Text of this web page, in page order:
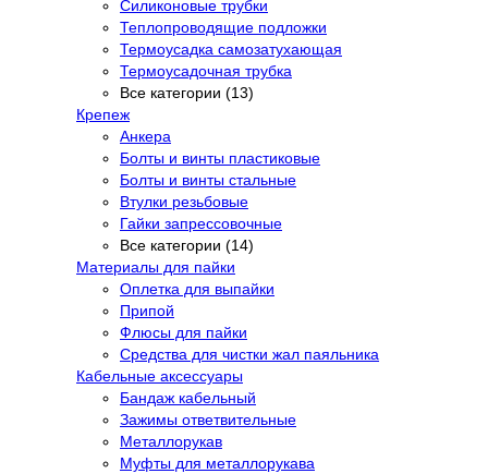
Силиконовые трубки
Теплопроводящие подложки
Термоусадка самозатухающая
Термоусадочная трубка
Все категории (13)
Крепеж
Анкера
Болты и винты пластиковые
Болты и винты стальные
Втулки резьбовые
Гайки запрессовочные
Все категории (14)
Материалы для пайки
Оплетка для выпайки
Припой
Флюсы для пайки
Средства для чистки жал паяльника
Кабельные аксессуары
Бандаж кабельный
Зажимы ответвительные
Металлорукав
Муфты для металлорукава